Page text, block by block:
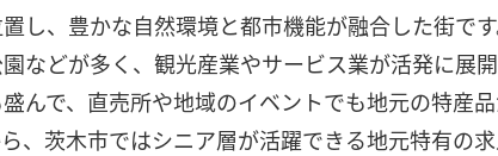
し、豊かな自然環境と都市機能が融合した街で
などが多く、観光産業やサービス業が活発に展開
んで、直売所や地域のイベントでも地元の特産
、茨木市ではシニア層が活躍できる地元特有の